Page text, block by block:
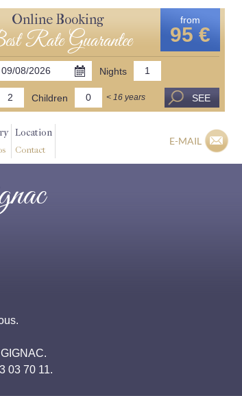
Online Booking
Rate Guarantee
from
95 €
Nights
Children < 16 years SEE
Location
Contact
E-MAIL
03 70 11.